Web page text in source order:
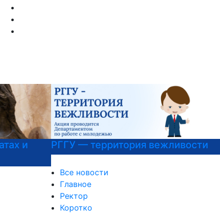
РГГУ — территория вежливости
Главное
Ректор
Коротко
Важное